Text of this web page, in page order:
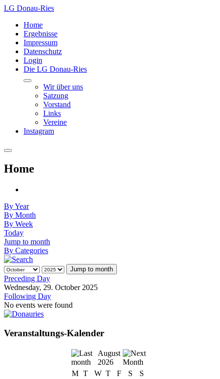
LG Donau-Ries
Home
Ergebnisse
Impressum
Datenschutz
Login
Die LG Donau-Ries
Wir über uns
Satzung
Vorstand
Links
Vereine
Instagram
Home
By Year
By Month
By Week
Today
Jump to month
By Categories
Jump to month
Preceding Day
Wednesday, 29. October 2025
Following Day
No events were found
Veranstaltungs-Kalender
August
2026
M T W T F S
S